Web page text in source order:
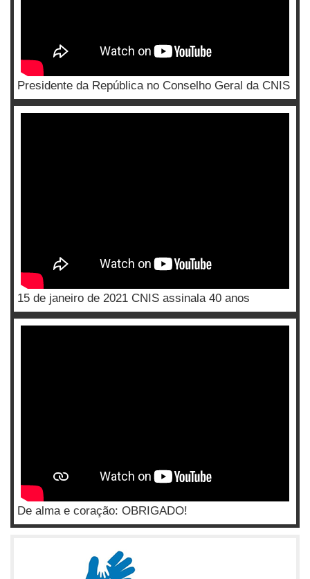
Presidente da República no Conselho Geral da CNIS
15 de janeiro de 2021 CNIS assinala 40 anos
De alma e coração: OBRIGADO!